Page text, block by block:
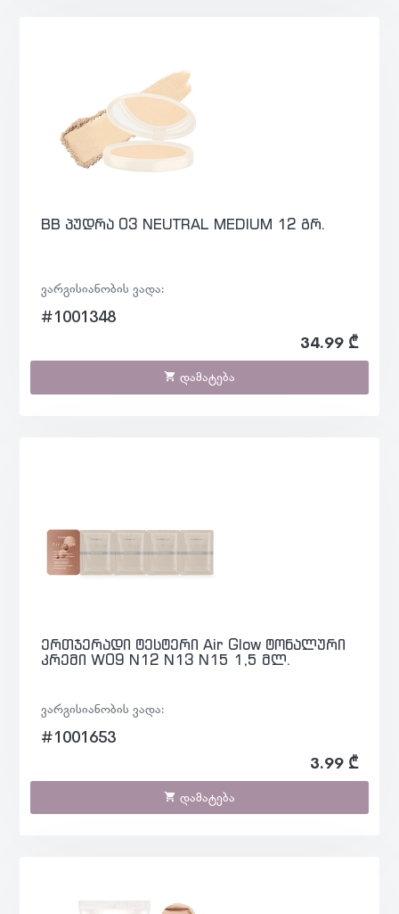
BB პუდრა 03 NEUTRAL MEDIUM 12 გრ.
ვარგისიანობის ვადა:
#1001348
34.99 ₾
დამატება
ერთჯერადი ტესტერი Air Glow ტონალური
კრემი W09 N12 N13 N15 1,5 მლ.
ვარგისიანობის ვადა:
#1001653
3.99 ₾
დამატება